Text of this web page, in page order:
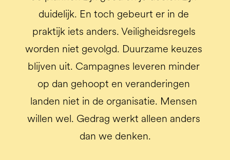
duidelijk. En toch gebeurt er in de
praktijk iets anders. Veiligheidsregels
worden niet gevolgd. Duurzame keuzes
blijven uit. Campagnes leveren minder
op dan gehoopt en veranderingen
landen niet in de organisatie. Mensen
willen wel. Gedrag werkt alleen anders
dan we denken.